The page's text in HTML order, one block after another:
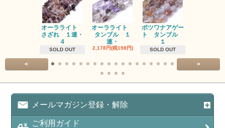
オーラライト
さざれ １連・
4
SOLD OUT
オーラライト
タンブル １
連・
2,178円(税198円)
ボツワナアゲー
ト タンブル
１
SOLD OUT
< >
メールマガジン登録・解除
ご利用ガイド